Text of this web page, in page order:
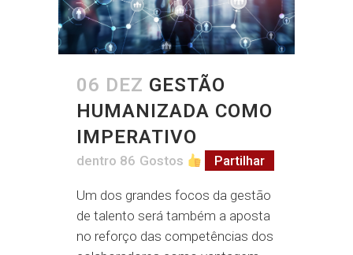
06 DEZ GESTÃO
HUMANIZADA COMO
IMPERATIVO
dentro 86 Gostos Partilhar
Um dos grandes focos da gestão
de talento será também a aposta
no reforço das competências dos